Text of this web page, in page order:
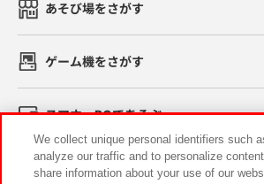
あそび場をさがす
ゲーム機をさがす
スマホ・PCであそぶ
イベント・キャンペーン
We collect unique personal identifiers such
analyze our traffic and to personalize
share information about your use of our